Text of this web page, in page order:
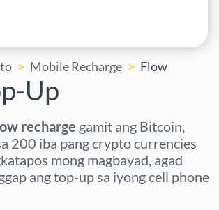
Mobile Recharge Flow
Up
recharge gamit ang Bitcoin,
200 iba pang crypto currencies
mong magbayad, agad
ang top-up sa iyong cell phone